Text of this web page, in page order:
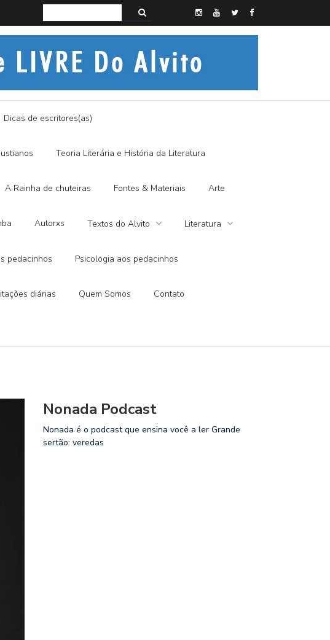
Histórias do Alvito – SEMI-MÍSTICO, SIM SENHOR
Dicas de escritores(as)
Teoria Literária e História da Literatura
A Rainha de chuteiras Fontes & Materiais Arte
Autorxs Textos do Alvito Literatura
pedacinhos Psicologia aos pedacinhos
diárias Quem Somos Contato
Nonada Podcast
Nonada é o podcast que ensina você a ler Grande
sertão: veredas